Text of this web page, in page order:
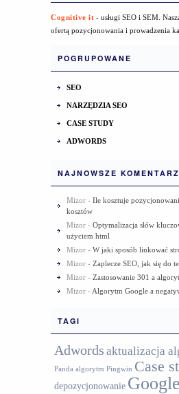
Cognitive it - usługi SEO i SEM.
ofertą pozycjonowania i prowadzenia
POGRUPOWANE
SEO
NARZĘDZIA SEO
CASE STUDY
ADWORDS
NAJNOWSZE
Mizor - Ile kosztuje
kosztów
Mizor - Optymalizacja słów
użyciem html
Mizor - W jaki sposób linkować
Mizor - Zaplecze SEO, jak się do
Mizor - Zastosowanie 301 a
Mizor - Algorytm Google a
TAGI
Adwords aktualizacja
Panda algorytm Pingwin Case
depozycjonowanie Google